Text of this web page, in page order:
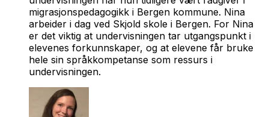
migrasjonspedagogikk i Bergen kommune. Nina
arbeider i dag ved Skjold skole i Bergen. For Nina
er det viktig at undervisningen tar utgangspunkt i
elevenes forkunnskaper, og at elevene får bruke
hele sin språkkompetanse som ressurs i
undervisningen.